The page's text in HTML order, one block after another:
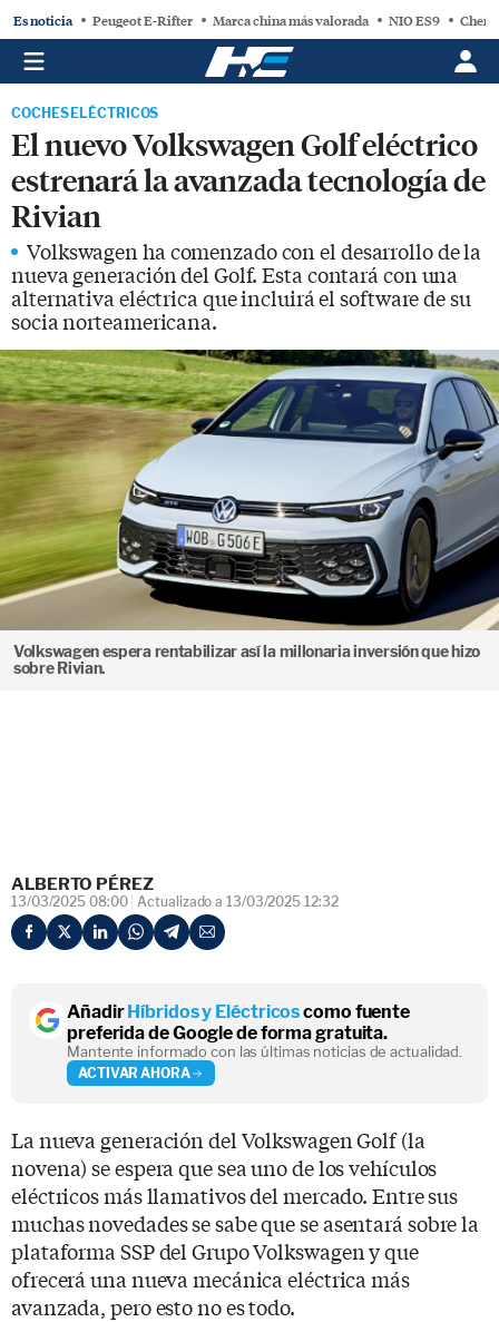
Es noticia Peugeot E-Rifter Marca china más valorada NIO ES9 Chery
COCHES ELÉCTRICOS
El nuevo Volkswagen Golf eléctrico
estrenará la avanzada tecnología de
Rivian
Volkswagen ha comenzado con el desarrollo de la
nueva generación del Golf. Esta contará con una
alternativa eléctrica que incluirá el software de su
socia norteamericana.
Volkswagen espera rentabilizar así la millonaria inversión que hizo
sobre Rivian.
ALBERTO PÉREZ
13/03/2025 08:00 Actualizado a 13/03/2025 12:32
AñadirHíbridos y Eléctricoscomo fuente
preferida de Google de forma gratuita.
Mantente informado con las últimas noticias de actualidad.
ACTIVAR AHORA
La nueva generación del Volkswagen Golf (la
novena) se espera que sea uno de los vehículos
eléctricos más llamativos del mercado. Entre sus
muchas novedades se sabe que se asentará sobre la
plataforma SSP del Grupo Volkswagen y que
ofrecerá una nueva mecánica eléctrica más
avanzada, pero esto no es todo.